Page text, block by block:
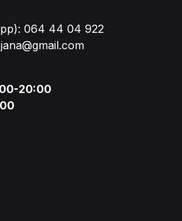
064 44 04 922
20:00